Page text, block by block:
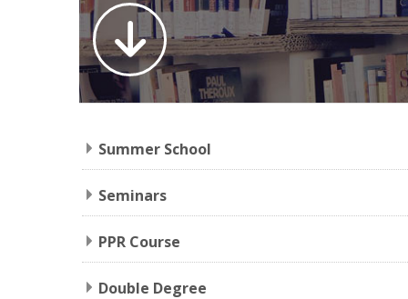
Summer School
Seminars
PPR Course
Double Degree